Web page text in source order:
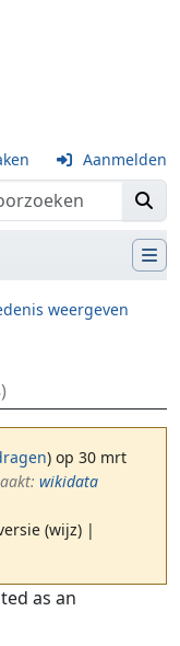
Aanmelden
weergeven
) op 30 mrt
wikidata
(wijz) |
as an